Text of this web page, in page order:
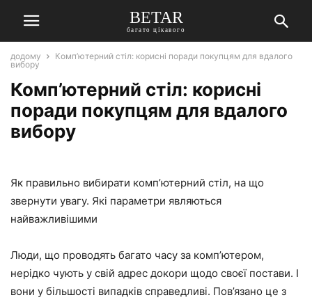
BETAR
багато цікавого
додому
Комп’ютерний стіл: корисні поради покупцям для вдалого
вибору
Комп’ютерний стіл: корисні
поради покупцям для вдалого
вибору
Як правильно вибирати комп’ютерний стіл, на що
звернути увагу. Які параметри являються
найважливішими
Люди, що проводять багато часу за комп’ютером,
нерідко чують у свій адрес докори щодо своєї постави. І
вони у більшості випадків справедливі. Пов’язано це з